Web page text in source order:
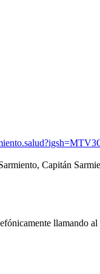
Capitán
llamando al